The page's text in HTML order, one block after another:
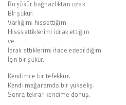
Bu şükür bağnazlıktan uzak
Bİr şükür.
Varlığımı hissettiğim
Hisssettiklerimi idrak ettiğim
ve
İdrak ettiklerimi ifade edebildiğim
İçin bir şükür.
Kendimce bir tefekkür.
Kendi mağaramda bir yükseliş.
Sonra tekrar kendime dönüş.